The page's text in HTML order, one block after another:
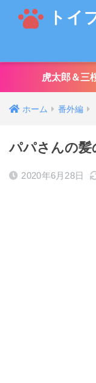
トイ
虎太郎＆三
ホーム 番外編
パパさんの
2020年6月28日